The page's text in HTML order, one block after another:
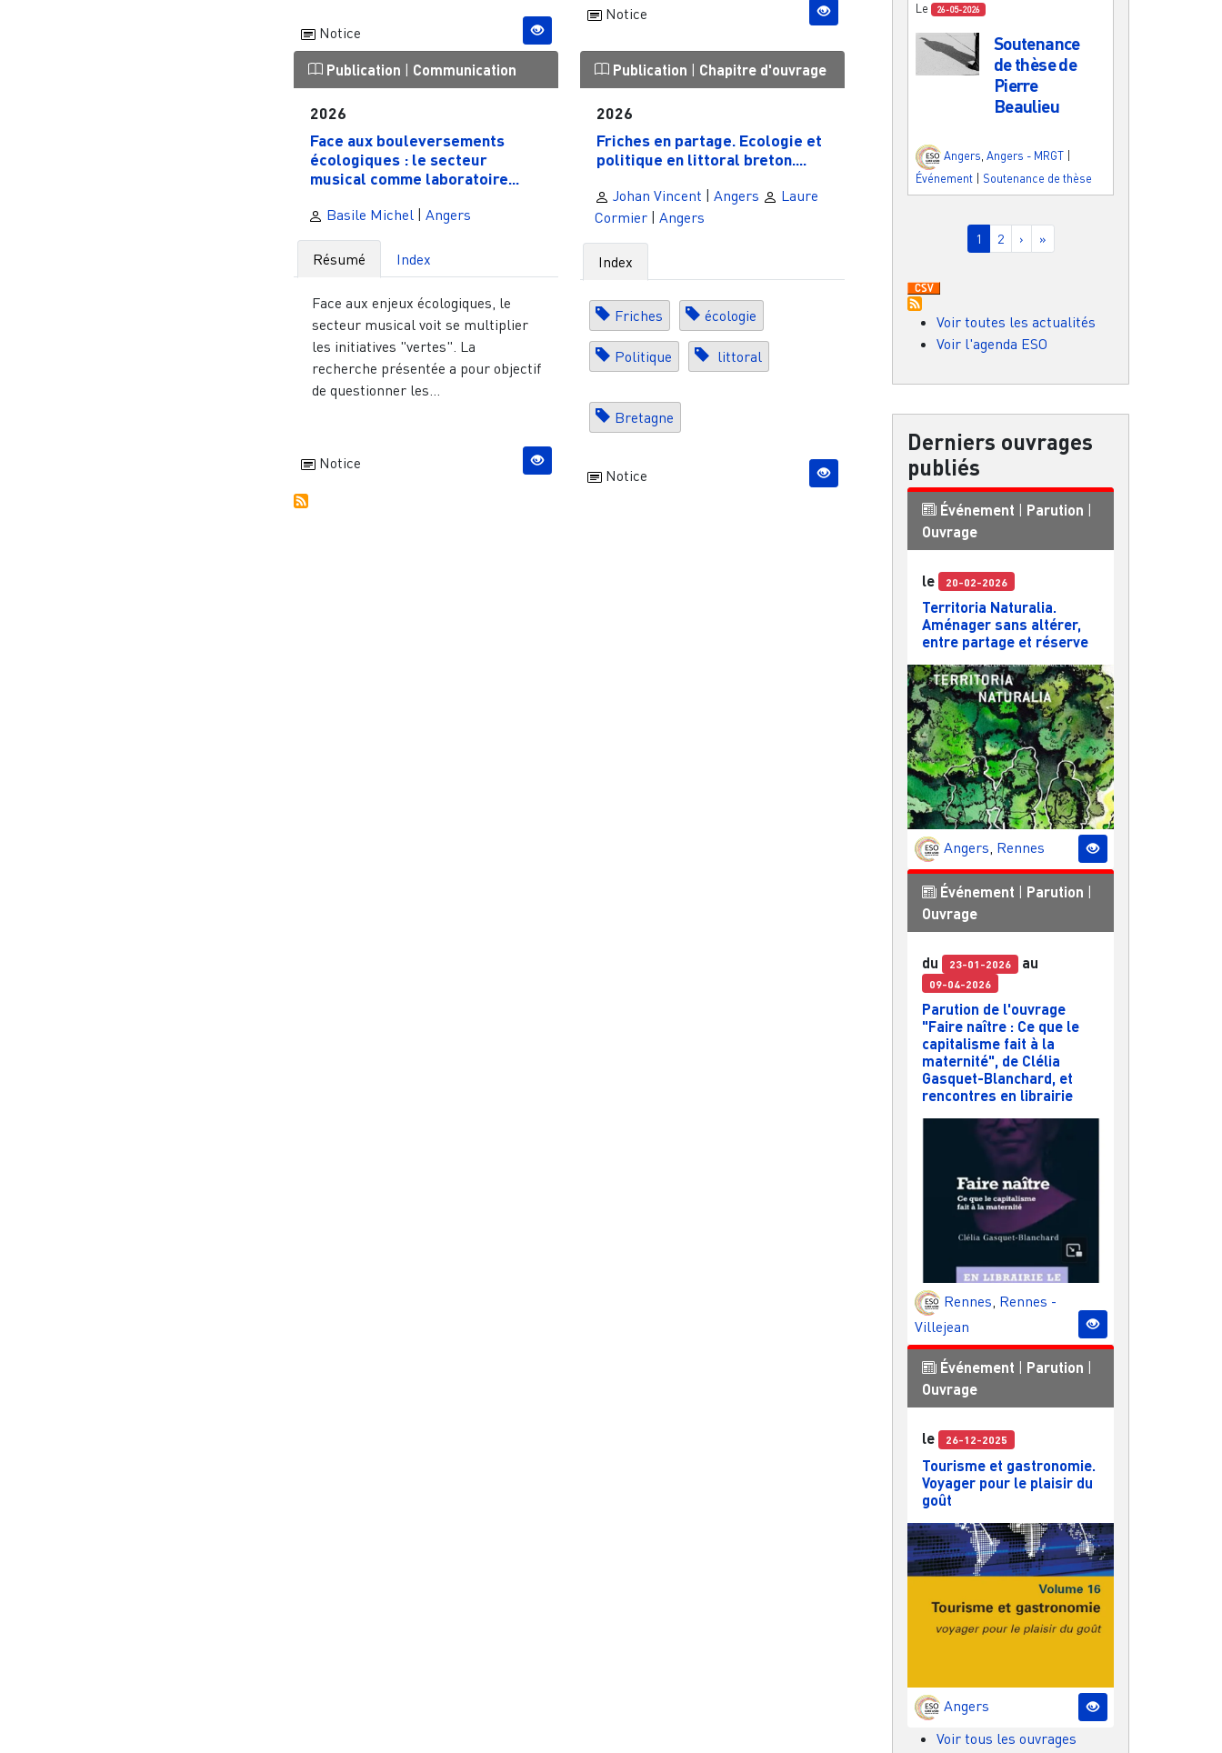
Notice
Notice
Publication | Communication
2026
Face aux bouleversements
écologiques : le secteur
musical comme laboratoire...
Basile Michel |Angers
Résumé Index
Face aux enjeux écologiques, le
secteur musical voit se multiplier
les initiatives "vertes". La
recherche présentée a pour objectif
de questionner les...
Notice
Publication | Chapitre d'ouvrage
2026
Friches en partage. Ecologie et
politique en littoral breton....
Johan Vincent |Angers
Laure
Cormier |Angers
Index
Friches écologie
Politique littoral
Bretagne
Notice
Le 26-05-2026
Soutenance
de thèse de
Pierre
Beaulieu
Angers Angers - MRGT
Événement | Soutenance de thèse
Pagination
Page courante
1 Page
2 Page suivante
› Dernière page
»
Voir toutes les actualités
Voir l'agenda ESO
Derniers ouvrages
publiés
Événement | Parution |
Ouvrage
le 20-02-2026
Territoria Naturalia.
Aménager sans altérer,
entre partage et réserve
Angers, Rennes
Événement Parution
Ouvrage
du 23-01-2026 au
09-04-2026
Parution de l'ouvrage
"Faire naître : Ce que le
capitalisme fait à la
maternité", de Clélia
Gasquet-Blanchard, et
rencontres en librairie
Rennes, Rennes -
Villejean
Événement Parution
Ouvrage
le 26-12-2025
Tourisme et gastronomie.
Voyager pour le plaisir du
goût
Angers
Voir tous les ouvrages